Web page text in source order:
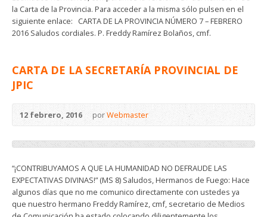
la Carta de la Provincia. Para acceder a la misma sólo pulsen en el
siguiente enlace: CARTA DE LA PROVINCIA NÚMERO 7 – FEBRERO
2016 Saludos cordiales. P. Freddy Ramírez Bolaños, cmf.
CARTA DE LA SECRETARÍA PROVINCIAL DE
JPIC
12 febrero, 2016 porWebmaster
“¡CONTRIBUYAMOS A QUE LA HUMANIDAD NO DEFRAUDE LAS
EXPECTATIVAS DIVINAS!” (MS 8) Saludos, Hermanos de Fuego: Hace
algunos días que no me comunico directamente con ustedes ya
que nuestro hermano Freddy Ramírez, cmf, secretario de Medios